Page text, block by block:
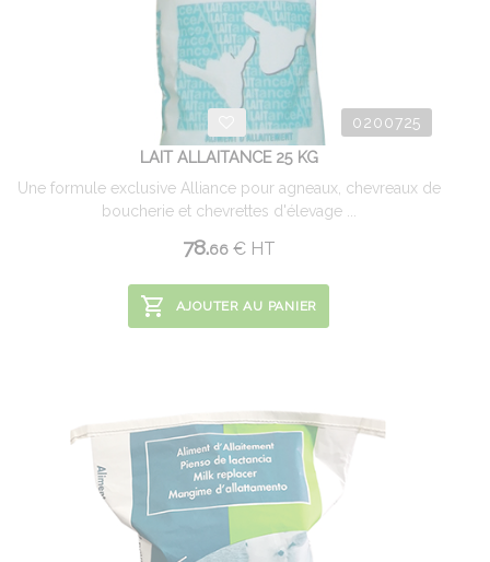
0200725
LAIT ALLAITANCE 25 KG
Une formule exclusive Alliance pour agneaux, chevreaux de
boucherie et chevrettes d'élevage ...
78.66 €HT
AJOUTER AU PANIER